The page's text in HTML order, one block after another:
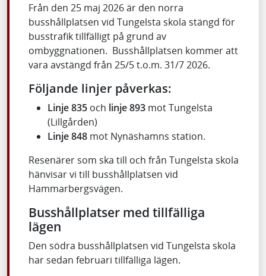
Från den 25 maj 2026 är den norra
busshållplatsen vid Tungelsta skola stängd för
busstrafik tillfälligt på grund av
ombyggnationen. Busshållplatsen kommer att
vara avstängd från 25/5 t.o.m. 31/7 2026.
Följande linjer påverkas:
Linje 835 och linje 893 mot Tungelsta
(Lillgården)
Linje 848 mot Nynäshamns station.
Resenärer som ska till och från Tungelsta skola
hänvisar vi till busshållplatsen vid
Hammarbergsvägen.
Busshållplatser med tillfälliga
lägen
Den södra busshållplatsen vid Tungelsta skola
har sedan februari tillfälliga lägen.